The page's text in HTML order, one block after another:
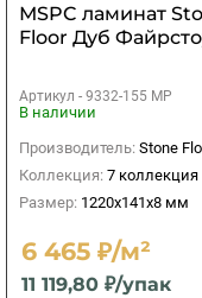
МSPC ламинат
Floor Дуб
Артикул - 9332-155 MP
В наличии
Производитель: Stone
Коллекция: 7 коллекция
Размер: 1220x141х8 мм
6 465 ₽/м²
11 119,80 ₽/упак